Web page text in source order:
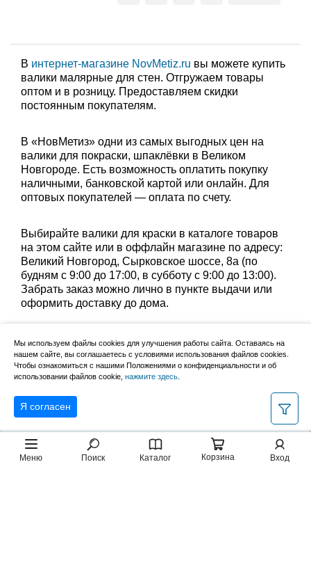
Меню Поиск Каталог Корзина Вход
В интернет-магазине NovMetiz.ru вы можете купить
валики малярные для стен. Отгружаем товары
оптом и в розницу. Предоставляем скидки
постоянным покупателям.
В «НовМетиз» одни из самых выгодных цен на
валики для покраски, шпаклёвки в Великом
Новгороде. Есть возможность оплатить покупку
наличными, банковской картой или онлайн. Для
оптовых покупателей — оплата по счету.
Выбирайте валики для краски в каталоге товаров
на этом сайте или в оффлайн магазине по адресу:
Великий Новгород, Сырковское шоссе, 8а (по
будням с 9:00 до 17:00, в субботу с 9:00 до 13:00).
Забрать заказ можно лично в пункте выдачи или
оформить доставку до дома.
Уточните группу товаров:велюровые валики,
малярные валики, полиакрил,валики из полиамида
,поролоновые валики,
ручки для малярных валиков
Мы используем файлы cookies для улучшения работы сайта. Оставаясь на
нашем сайте, вы соглашаетесь с условиями использования файлов cookies.
Чтобы ознакомиться с нашими Положениями о конфиденциальности и об
использовании файлов cookie, нажмите здесь
Я согласен